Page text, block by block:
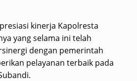
kinerja Kapolresta
yang selama ini telah
dengan pemerintah
pelayanan terbaik pada